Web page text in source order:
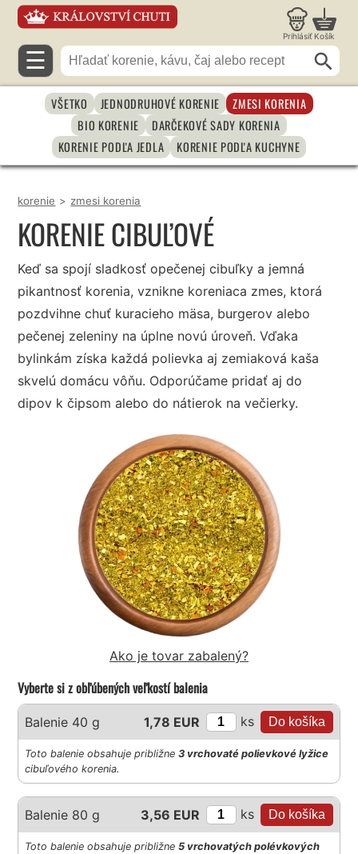
Prihlásiť Košík
☰
VŠETKO JEDNODRUHOVÉ KORENIE
ZMESI KORENIA
BIO KORENIE
DARČEKOVÉ SADY KORENIA
KORENIE PODĽA JEDLA
KORENIE PODĽA KUCHYNE
korenie > zmesi korenia
KORENIE CIBUĽOVÉ
Keď sa spojí sladkosť opečenej cibuľky a jemná
pikantnosť korenia, vznikne koreniaca zmes, ktorá
pozdvihne chuť kuracieho mäsa, burgerov alebo
pečenej zeleniny na úplne novú úroveň. Vďaka
bylinkám získa každá polievka aj zemiaková kaša
skvelú domácu vôňu. Odporúčame pridať aj do
dipov k čipsom alebo do nátierok na večierky.
Ako je tovar zabalený?
Vyberte si z obľúbených veľkostí balenia
Balenie 40 g 1,78 EUR ks
Toto balenie obsahuje približne3 vrchovaté polievkové lyžice
cibuľového korenia.
Balenie 80 g 3,56 EUR ks
Toto balenie obsahuje približne5 vrchovatých polévkových